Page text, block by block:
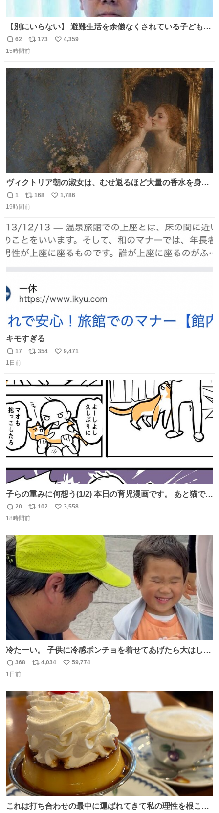
【別にいらない】 避難生活を余儀なくされている子どもた
ちのためにヒカキンボックス1000個を寄付させていただき
ました
返
信
62
リ
ポ
ト
173
い
4,359
15時間前
ヴィクトリア朝の淑女は、むせ返るほど大量の香水を身に
つけるものではないとされていた。それでも香水は、髪や
肌の手入れと同じくらい、ヴィクトリア朝の女性達の美容
が知る香水よりも単純な組成で、その大部分は薔薇、菫、
ベルガモット、
返
信
1
リ
ポ
ト
数
168
い
数
1,786
19時間前
キモすぎる
返
信
17
リ
ト
数
354
い
数
9,471
1日前
子らの重みに何想う(1/2) 本日の育児漫画です。 あと猫で
す。
返
信
20
リ
ポ
ト
数
102
い
数
3,558
18時間前
冷たーい。 子供に冷感ポンチョを着せてあげたら大はしゃ
ぎで喜んでくれました。 こんな素敵な代物を提供してくれ
た山口県の恩師に感謝。
返
信
368
リ
ト
数
4,034
い
数
59,774
1日前
これは打ち合わせの最中に運ばれてきて私の理性を根こそ